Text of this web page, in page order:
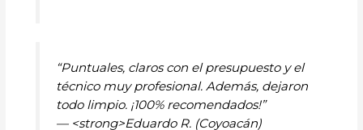
“Puntuales, claros con el presupuesto y el
técnico muy profesional. Además, dejaron
todo limpio. ¡100% recomendados!”
— <strong>Eduardo R. (Coyoacán)